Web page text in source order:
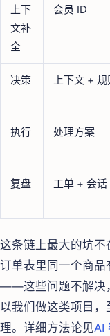
上下
文补
全
会员 ID
决策 上下文 + 规
执行 处理方案
复盘 工单 + 会话
这条链上最大的坑不
订单表里同一个商
——这些问题不解决
以我们做这类项目
理。详细方法论见AI